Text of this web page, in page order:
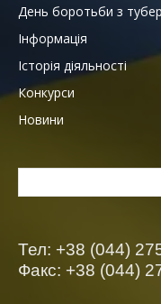
День боротьби з
Інформація
Історія діяльності
Конкурси
Новини
Тел: +38 (044)
Факс: +38 (044)